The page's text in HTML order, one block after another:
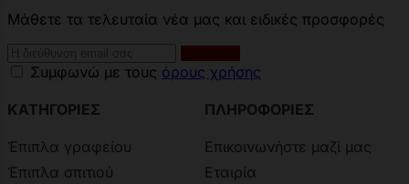
Μάθετε τα τελευταία νέα μας και ειδικές προσφορές
Συμφωνώ με τους όρους χρήσης
ΚΑΤΗΓΟΡΙΕΣ
Έπιπλα γραφείου
Έπιπλα σπιτιού
ΠΛΗΡΟΦΟΡΙΕΣ
Επικοινωνήστε μαζί μας
Εταιρία